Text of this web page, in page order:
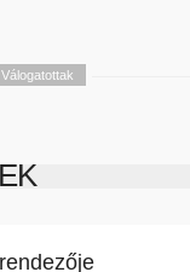
Válogatottak